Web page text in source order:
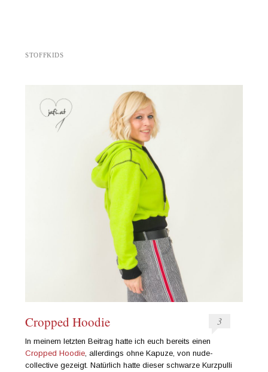
STOFFKIDS
Cropped Hoodie 3
In meinem letzten Beitrag hatte ich euch bereits einen
Cropped Hoodie , allerdings ohne Kapuze, von nude-
collective gezeigt. Natürlich hatte dieser schwarze Kurzpulli